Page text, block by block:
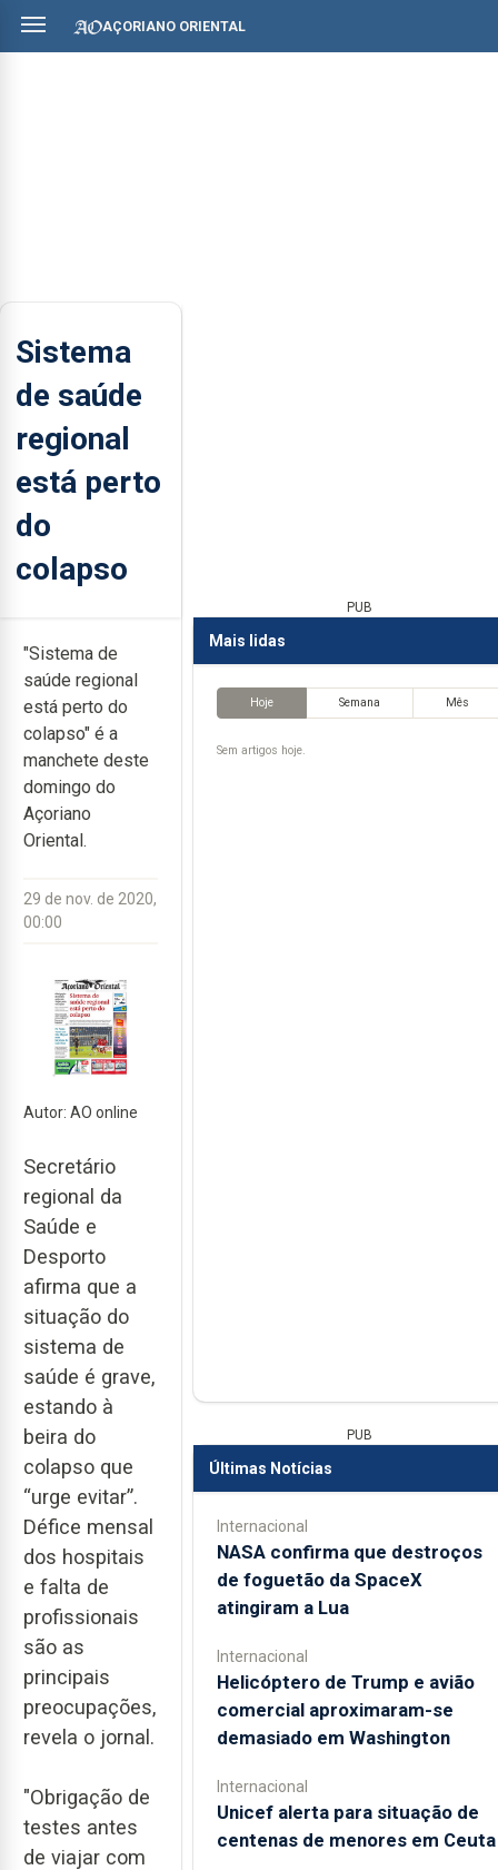
AÇORIANO ORIENTAL
Sistema
de saúde
regional
está perto
do
colapso
"Sistema de
saúde regional
está perto do
colapso" é a
manchete deste
domingo do
Açoriano
Oriental.
29 de nov. de 2020,
00:00
Autor: AO online
Secretário
regional da
Saúde e
Desporto
afirma que a
situação do
sistema de
saúde é grave,
estando à
beira do
colapso que
“urge evitar”.
Défice mensal
dos hospitais
e falta de
profissionais
são as
principais
preocupações,
revela o jornal.
"Obrigação de
testes antes
de viajar com
PUB
Mais lidas
Hoje Semana Mês
Sem artigos hoje.
PUB
Últimas Notícias
Internacional
NASA confirma que destroços
de foguetão da SpaceX
atingiram a Lua
Internacional
Helicóptero de Trump e avião
comercial aproximaram-se
demasiado em Washington
Internacional
Unicef alerta para situação de
centenas de menores em Ceuta